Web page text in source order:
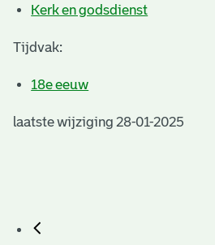
Kerk en godsdienst
Tijdvak:
18e eeuw
laatste wijziging 28-01-2025